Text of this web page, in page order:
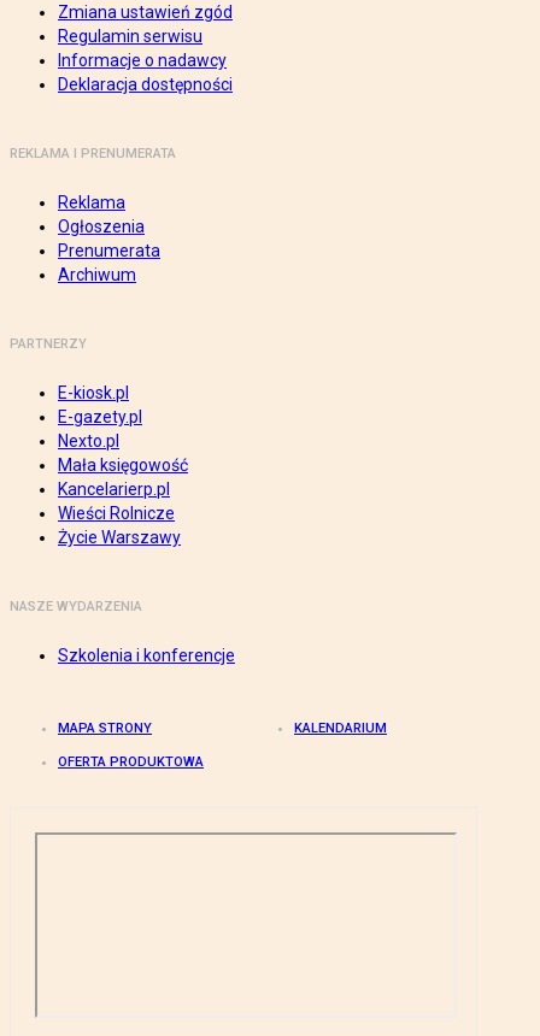
Zmiana ustawień zgód
Regulamin serwisu
Informacje o nadawcy
Deklaracja dostępności
REKLAMA I PRENUMERATA
Reklama
Ogłoszenia
Prenumerata
Archiwum
PARTNERZY
E-kiosk.pl
E-gazety.pl
Nexto.pl
Mała księgowość
Kancelarierp.pl
Wieści Rolnicze
Życie Warszawy
NASZE WYDARZENIA
Szkolenia i konferencje
MAPA STRONY KALENDARIUM
OFERTA PRODUKTOWA